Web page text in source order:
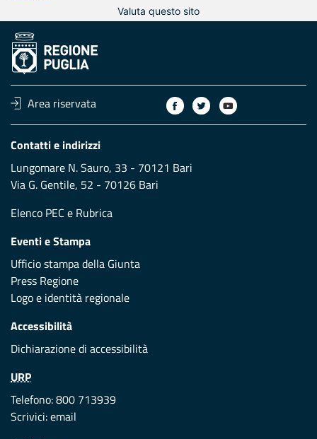
Valuta questo sito
Area riservata
Contatti e indirizzi
Lungomare N. Sauro, 33 - 70121 Bari
Via G. Gentile, 52 - 70126 Bari
Elenco PEC e Rubrica
Eventi e Stampa
Ufficio stampa della Giunta
Press Regione
Logo e identità regionale
Accessibilità
Dichiarazione di accessibilità
URP
Telefono: 800 713939
Scrivici:email